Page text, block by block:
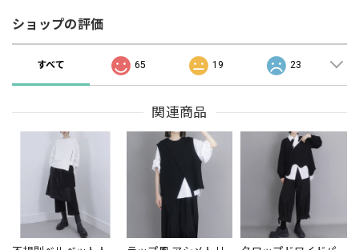
ショップの評価
すべて 65 19 23
関連商品